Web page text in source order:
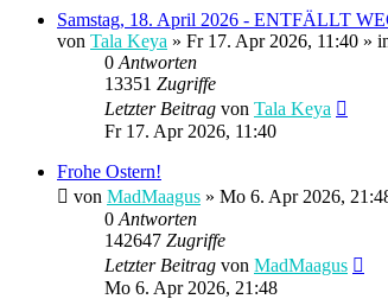
Samstag, 18. April 2026 - ENTFÄLLT
von Tala Keya » Fr 17. Apr 2026, 11:40 »
0 Antworten
13351 Zugriffe
Letzter Beitrag von Tala Keya
Fr 17. Apr 2026, 11:40
Frohe Ostern!
von MadMaagus » Mo 6. Apr 2026,
0 Antworten
142647 Zugriffe
Letzter Beitrag von MadMaagus
Mo 6. Apr 2026, 21:48